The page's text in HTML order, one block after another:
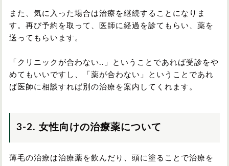
また、気に入った場合は治療を継続することになりま
す。再び予約を取って、医師に経過を診てもらい、薬を
送ってもらいます。
「クリニックが合わない..」ということであれば受診をや
めてもいいですし、「薬が合わない」ということであれ
ば医師に相談すれば別の治療を案内してくれます。
3-2. 女性向けの治療薬について
薄毛の治療は治療薬を飲んだり、頭に塗ることで治療を